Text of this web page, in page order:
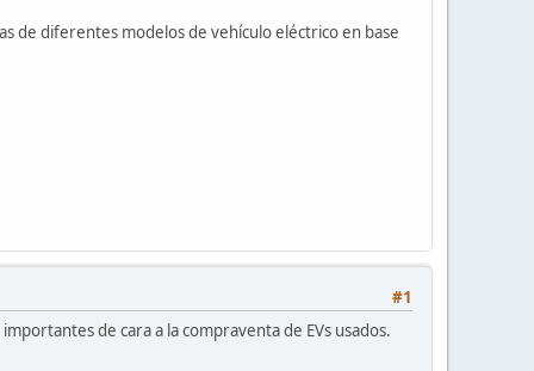
de diferentes modelos de vehículo eléctrico en base
#1
de cara a la compraventa de EVs usados.